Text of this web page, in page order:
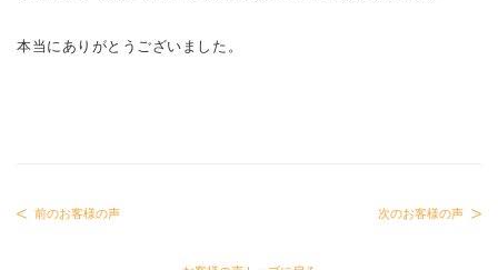
本当にありがとうございました。
前のお客様の声 次のお客様の声